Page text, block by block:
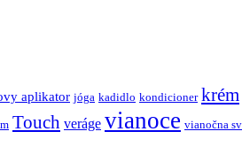
aplikator jóga kadidlo kondicioner krém
Touch veráge vianoce vianočna